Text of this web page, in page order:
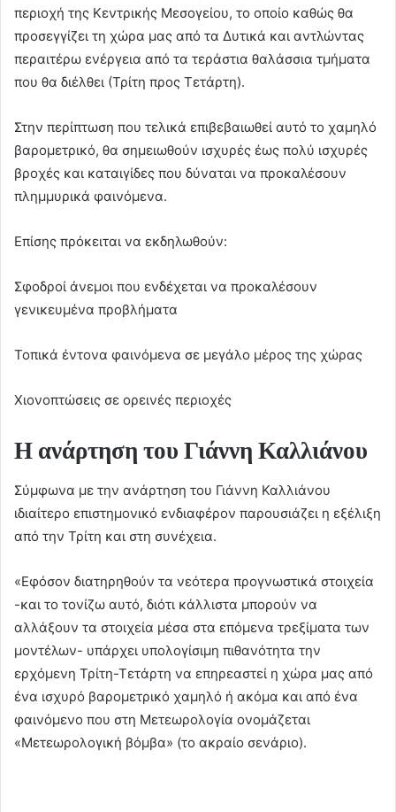
περιοχή της Κεντρικής Μεσογείου, το οποίο καθώς θα
προσεγγίζει τη χώρα μας από τα Δυτικά και αντλώντας
περαιτέρω ενέργεια από τα τεράστια θαλάσσια τμήματα
που θα διέλθει (Τρίτη προς Τετάρτη).
Στην περίπτωση που τελικά επιβεβαιωθεί αυτό το χαμηλό
βαρομετρικό, θα σημειωθούν ισχυρές έως πολύ ισχυρές
βροχές και καταιγίδες που δύναται να προκαλέσουν
πλημμυρικά φαινόμενα.
Επίσης πρόκειται να εκδηλωθούν:
Σφοδροί άνεμοι που ενδέχεται να προκαλέσουν
γενικευμένα προβλήματα
Τοπικά έντονα φαινόμενα σε μεγάλο μέρος της χώρας
Χιονοπτώσεις σε ορεινές περιοχές
Η ανάρτηση του Γιάννη Καλλιάνου
Σύμφωνα με την ανάρτηση του Γιάννη Καλλιάνου
ιδιαίτερο επιστημονικό ενδιαφέρον παρουσιάζει η εξέλιξη
από την Τρίτη και στη συνέχεια.
«Εφόσον διατηρηθούν τα νεότερα προγνωστικά στοιχεία
-και το τονίζω αυτό, διότι κάλλιστα μπορούν να
αλλάξουν τα στοιχεία μέσα στα επόμενα τρεξίματα των
μοντέλων- υπάρχει υπολογίσιμη πιθανότητα την
ερχόμενη Τρίτη-Τετάρτη να επηρεαστεί η χώρα μας από
ένα ισχυρό βαρομετρικό χαμηλό ή ακόμα και από ένα
φαινόμενο που στη Μετεωρολογία ονομάζεται
«Μετεωρολογική βόμβα» (το ακραίο σενάριο).